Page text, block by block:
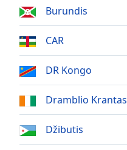
Playback
Rate
Chapters
Chapters
Descriptions
descriptions
Burundis
CAR
DR Kongo
Dramblio Krantas
Džibutis